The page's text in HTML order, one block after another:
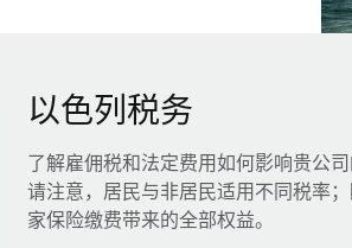
以色列税务
了解雇佣税和法定费用如何影响贵公
请注意，居民与非居民适用不同税率
家保险缴费带来的全部权益。